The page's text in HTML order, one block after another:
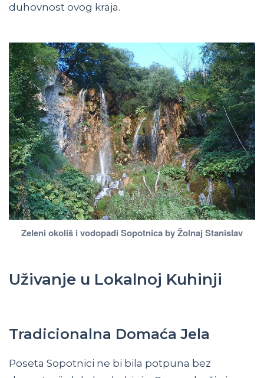
duhovnost ovog kraja.
Zeleni okoliš i vodopadi Sopotnica by Žolnaj Stanislav
Uživanje u Lokalnoj Kuhinji
Tradicionalna Domaća Jela
Poseta Sopotnici ne bi bila potpuna bez